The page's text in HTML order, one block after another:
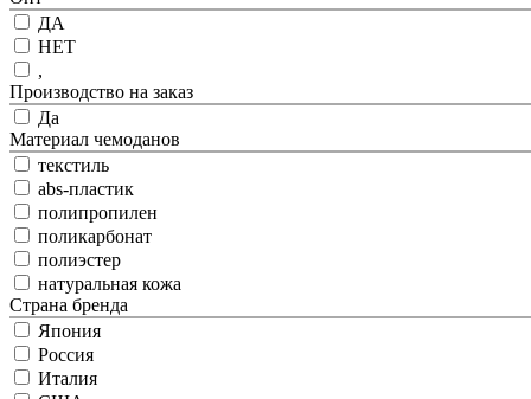
ДА
НЕТ
,
Производство на заказ
Да
Материал чемоданов
текстиль
abs-пластик
полипропилен
поликарбонат
полиэстер
натуральная кожа
Страна бренда
Япония
Россия
Италия